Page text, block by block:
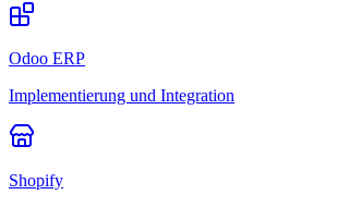
Odoo ERP
Implementierung und Integration
Shopify